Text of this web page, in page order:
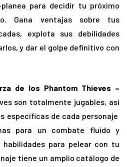
para decidir tu próximo
Gana ventajas sobre tus
explota sus debilidades
y dar el golpe definitivo con
de los Phantom Thieves –
son totalmente jugables, así
específicas de cada personaje
para un combate fluido y
para pelear con tu
tiene un amplio catálogo de